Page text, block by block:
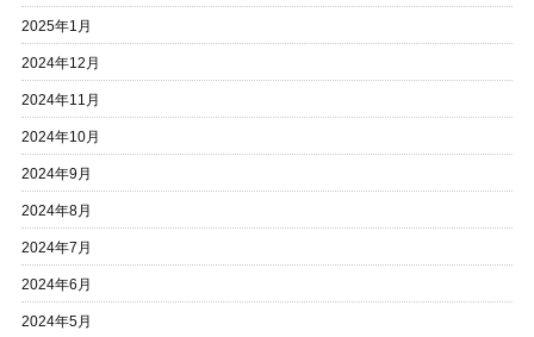
2025年1月
2024年12月
2024年11月
2024年10月
2024年9月
2024年8月
2024年7月
2024年6月
2024年5月